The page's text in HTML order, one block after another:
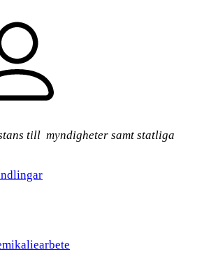
till myndigheter samt statliga